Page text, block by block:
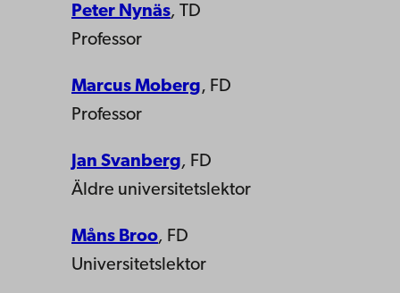
Peter Nynäs, TD
Professor
Marcus Moberg, FD
Professor
Jan Svanberg, FD
Äldre universitetslektor
Måns Broo, FD
Universitetslektor